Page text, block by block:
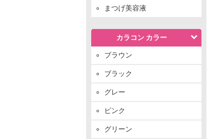
まつげ美容液
カラコン カラー
ブラウン
ブラック
グレー
ピンク
グリーン